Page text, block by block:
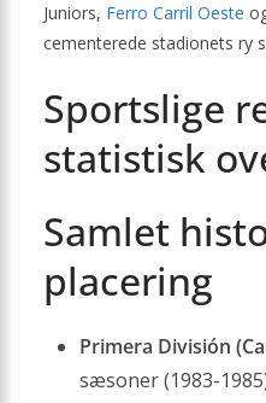
Juniors, Ferro Carril Oeste
cementerede stadionets ry
Sportslige
statistisk
Samlet
placering
Primera División
sæsoner (1983-